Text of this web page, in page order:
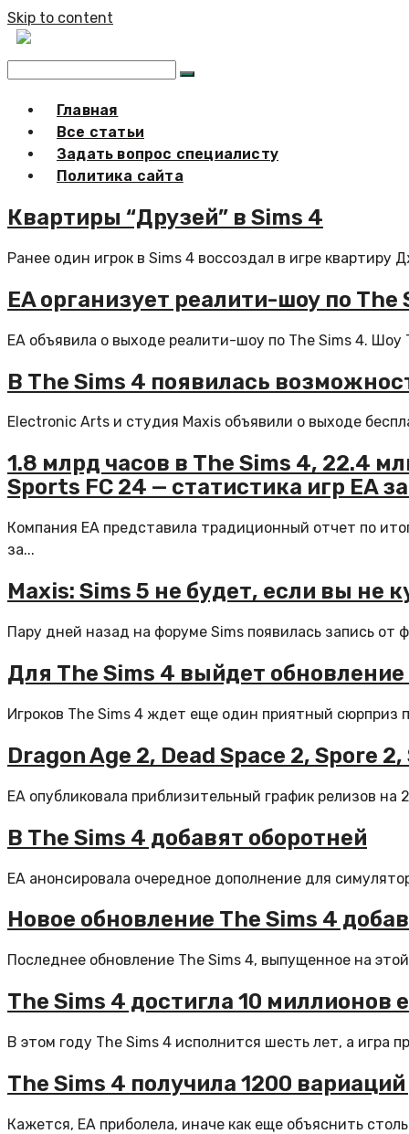
Skip to content
Главная
Все статьи
Задать вопрос специалисту
Политика сайта
Квартиры “Друзей” в Sims 4
Ранее один игрок в Sims 4 воссоздал в игре
EA организует реалити-шоу по The
EA объявила о выходе реалити-шоу по The Sims 4.
В The Sims 4 появилась
Electronic Arts и студия Maxis объявили о выходе
1.8 млрд часов в The Sims 4, 22.4
Sports FC 24 — статистика игр EA
Компания EA представила традиционный отчет по
за...
Maxis: Sims 5 не будет, если вы не
Пару дней назад на форуме Sims появилась запись от
Для The Sims 4 выйдет
Игроков The Sims 4 ждет еще один приятный сюрприз
Dragon Age 2, Dead Space 2, Spore
EA опубликовала приблизительный график релизов
В The Sims 4 добавят оборотней
EA анонсировала очередное дополнение для
Новое обновление The Sims 4
Последнее обновление The Sims 4, выпущенное на
The Sims 4 достигла 10
В этом году The Sims 4 исполнится шесть лет, а игра
The Sims 4 получила 1200
Кажется, EA приболела, иначе как еще объяснить